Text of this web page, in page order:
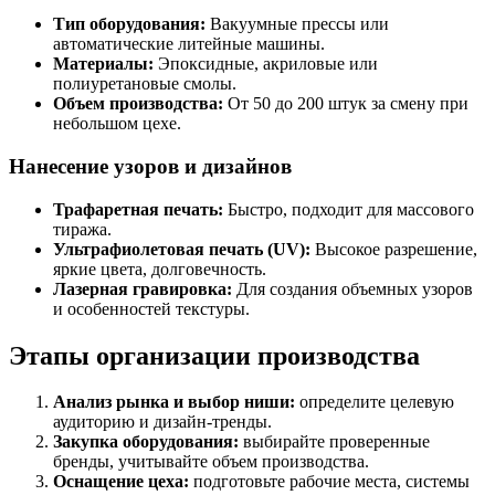
Тип оборудования: Вакуумные прессы или
автоматические литейные машины.
Материалы: Эпоксидные, акриловые или
полиуретановые смолы.
Объем производства: От 50 до 200 штук за смену при
небольшом цехе.
Нанесение узоров и дизайнов
Трафаретная печать: Быстро, подходит для массового
тиража.
Ультрафиолетовая печать (UV): Высокое разрешение,
яркие цвета, долговечность.
Лазерная гравировка: Для создания объемных узоров
и особенностей текстуры.
Этапы организации производства
Анализ рынка и выбор ниши: определите целевую
аудиторию и дизайн-тренды.
Закупка оборудования: выбирайте проверенные
бренды, учитывайте объем производства.
Оснащение цеха: подготовьте рабочие места, системы